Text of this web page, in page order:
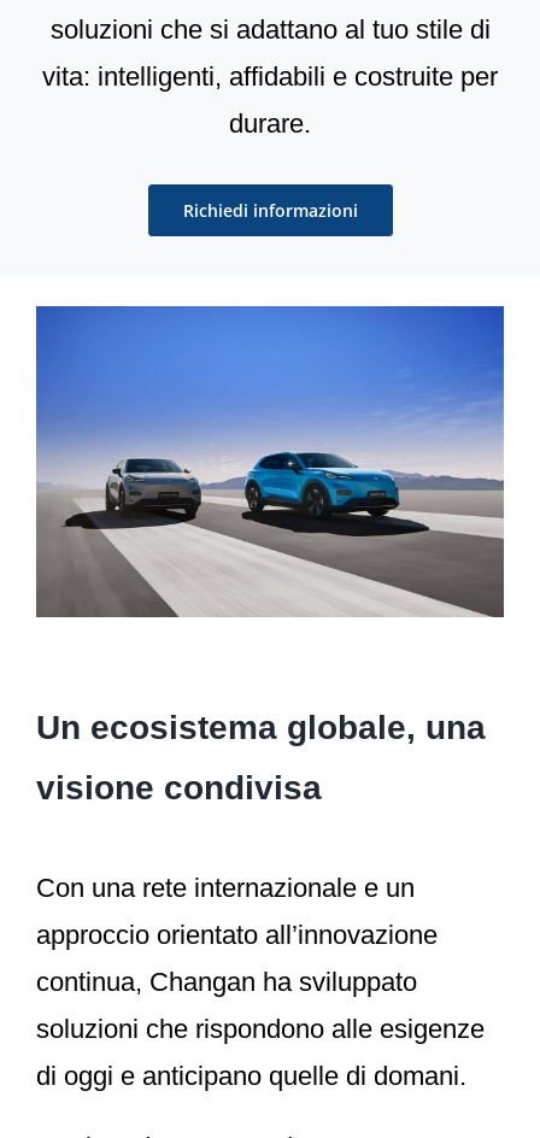
soluzioni che si adattano al tuo stile di
vita: intelligenti, affidabili e costruite per
durare.
Richiedi informazioni
Un ecosistema globale, una
visione condivisa
Con una rete internazionale e un
approccio orientato all’innovazione
continua, Changan ha sviluppato
soluzioni che rispondono alle esigenze
di oggi e anticipano quelle di domani.